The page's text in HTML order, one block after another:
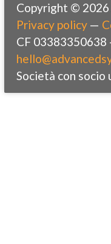
Copyright © 2026
Privacy policy —
CF
Società con